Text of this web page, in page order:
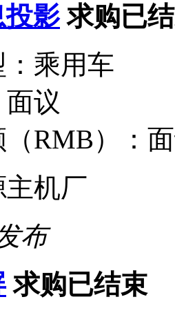
影 求购已
乘用车
面议
RMB）：
机厂
布
求购已结束